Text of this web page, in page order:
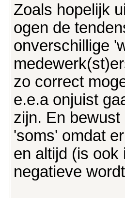
Zoals hopelijk
ogen de
onverschillige
zo correct
e.e.a onjuist
zijn. En
'soms' omdat
en altijd (is ook
negatieve